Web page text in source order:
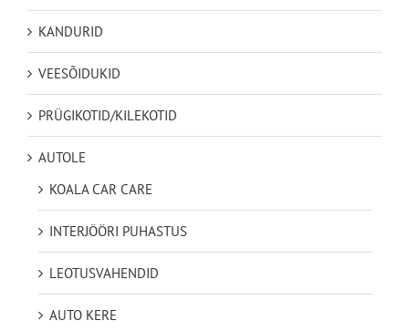
KANDURID
VEESÕIDUKID
PRÜGIKOTID/KILEKOTID
AUTOLE
KOALA CAR CARE
INTERJÖÖRI PUHASTUS
LEOTUSVAHENDID
AUTO KERE